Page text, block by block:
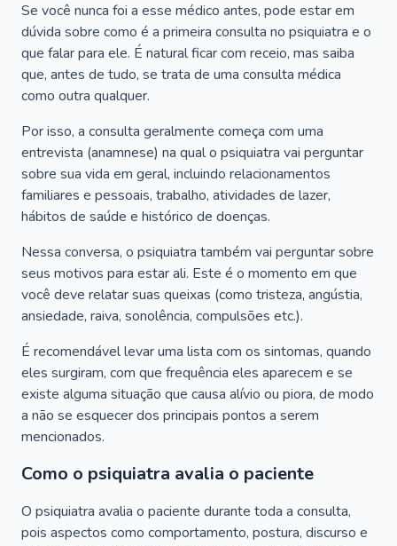
Se você nunca foi a esse médico antes, pode estar em
dúvida sobre como é a primeira consulta no psiquiatra e o
que falar para ele. É natural ficar com receio, mas saiba
que, antes de tudo, se trata de uma consulta médica
como outra qualquer.
Por isso, a consulta geralmente começa com uma
entrevista (anamnese) na qual o psiquiatra vai perguntar
sobre sua vida em geral, incluindo relacionamentos
familiares e pessoais, trabalho, atividades de lazer,
hábitos de saúde e histórico de doenças.
Nessa conversa, o psiquiatra também vai perguntar sobre
seus motivos para estar ali. Este é o momento em que
você deve relatar suas queixas (como tristeza, angústia,
ansiedade, raiva, sonolência, compulsões etc.).
É recomendável levar uma lista com os sintomas, quando
eles surgiram, com que frequência eles aparecem e se
existe alguma situação que causa alívio ou piora, de modo
a não se esquecer dos principais pontos a serem
mencionados.
Como o psiquiatra avalia o paciente
O psiquiatra avalia o paciente durante toda a consulta,
pois aspectos como comportamento, postura, discurso e